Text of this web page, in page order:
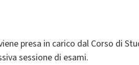
presa in carico dal Corso di
sessione di esami.